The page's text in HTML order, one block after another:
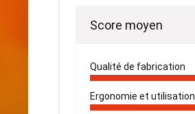
Score moyen
Qualité de fabrication
Ergonomie et utilisation